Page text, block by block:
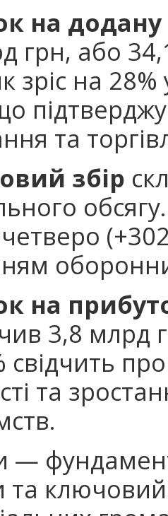
на додану
грн, або
зріс на
та
збір
на
3,8 млрд
свідчить
та
— фундамент
ключовий